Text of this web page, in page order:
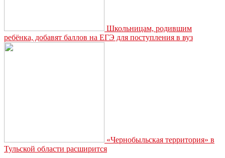
Школьницам, родившим
ребёнка, добавят баллов на ЕГЭ для поступления в вуз
«Чернобыльская территория» в
Тульской области расширится